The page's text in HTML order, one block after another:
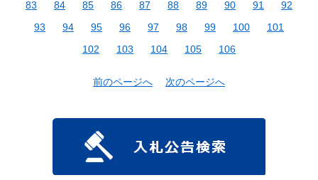
83
84 85 86 87 88 89 90 91
92
93
94 95 96 97 98 99 100
101
102
103 104 105 106
前のページへ 次のページへ